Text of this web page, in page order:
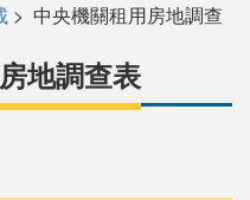
> 中央機關租用房地調查
地調查表